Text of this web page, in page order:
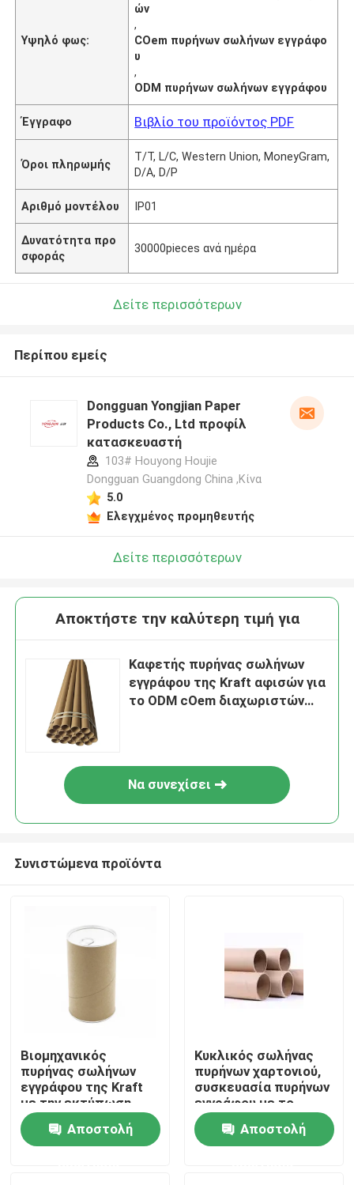
Σπίτι
Προϊόντα
Υψηλό φως:
ών
,
COem πυρήνων σωλήνων εγγράφο
υ
,
ODM πυρήνων σωλήνων εγγράφου
Έγγραφο Βιβλίο του προϊόντος PDF
Όροι πληρωμής
T/T, L/C, Western Union, MoneyGram,
D/A, D/P
Αριθμό μοντέλου IP01
Δυνατότητα προ
σφοράς
30000pieces ανά ημέρα
Δείτε περισσότερων
Περίπου εμείς
Dongguan Yongjian Paper
Products Co., Ltd προφίλ
κατασκευαστή
103# Houyong Houjie
Dongguan Guangdong China ,Κίνα
5.0
Ελεγχμένος προμηθευτής
Δείτε περισσότερων
Αποκτήστε την καλύτερη τιμή για
Καφετής πυρήνας σωλήνων
εγγράφου της Kraft αφισών για
το ODM cOem διαχωριστών
Να συνεχίσει
Συνιστώμενα προϊόντα
Βιομηχανικός
πυρήνας σωλήνων
εγγράφου της Kraft
με την εκτύπωση
αποτύπωσης σε
ανάγλυφο χρώματος
CMYK
Αποστολή
Κυκλικός σωλήνας
πυρήνων χαρτονιού,
συσκευασία πυρήνων
εγγράφου με το
χρώμα CMYK
Αποστολή